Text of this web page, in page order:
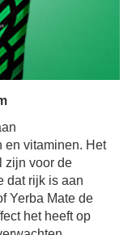
en vitaminen. Het
zijn voor de
dat rijk is aan
Yerba Mate de
het heeft op